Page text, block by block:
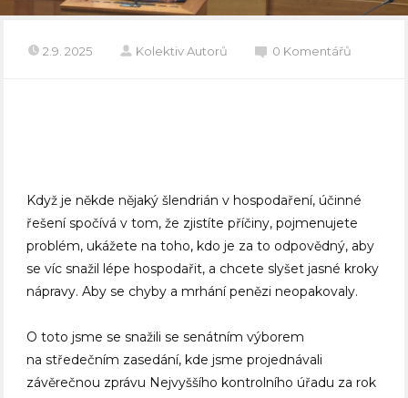
2.9. 2025 Kolektiv Autorů 0 Komentářů
Když je někde nějaký šlendrián v hospodaření, účinné
řešení spočívá v tom, že zjistíte příčiny, pojmenujete
problém, ukážete na toho, kdo je za to odpovědný, aby
se víc snažil lépe hospodařit, a chcete slyšet jasné kroky
nápravy. Aby se chyby a mrhání penězi neopakovaly.
O toto jsme se snažili se senátním výborem
na středečním zasedání, kde jsme projednávali
závěrečnou zprávu Nejvyššího kontrolního úřadu za rok